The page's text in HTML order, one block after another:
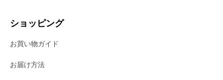
ショッピング
お買い物ガイド
お届け方法